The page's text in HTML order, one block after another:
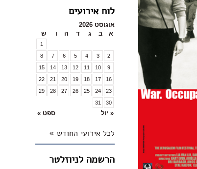
לוח אירועים
אוגוסט 2026
א
ב ג ד ה ו ש
1
2
3
4
5
6
7
8
9
10
11
12
13
14
15
16
17
18
19
20
21
22
23
24
25
26
27
28
29
30
31
« יול ספט »
לכל אירועי החודש »
הרשמה לניוזלטר